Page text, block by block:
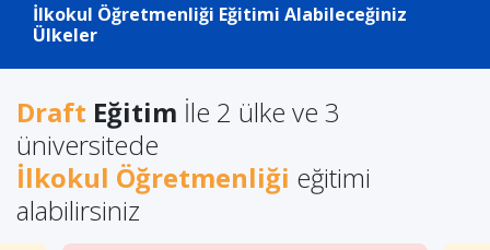
İlkokul Öğretmenliği Eğitimi Alabileceğiniz
Ülkeler
Draft Eğitim İle 2 ülke ve 3
üniversitede
İlkokul Öğretmenliği eğitimi
alabilirsiniz